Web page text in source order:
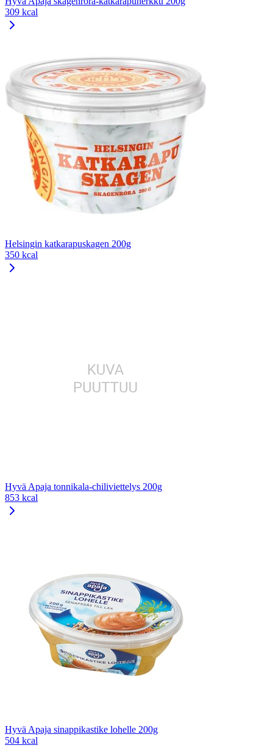
309 kcal
Helsingin katkarapuskagen 200g
350 kcal
Hyvä Apaja tonnikala-chiliviettelys 200g
853 kcal
Hyvä Apaja sinappikastike lohelle 200g
504 kcal